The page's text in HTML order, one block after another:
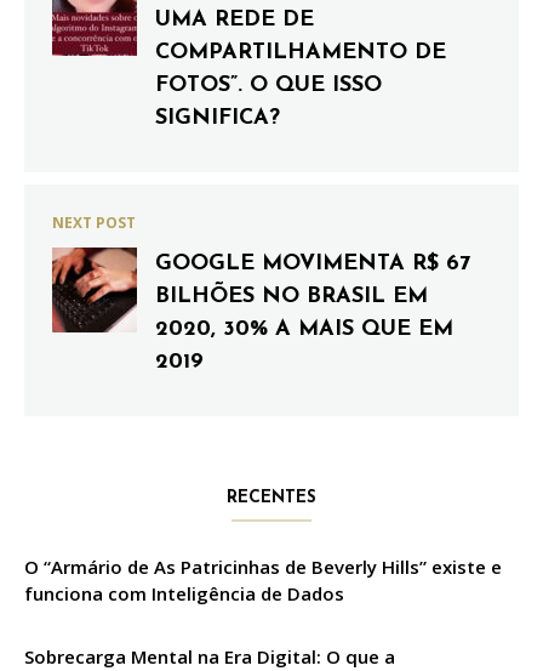
UMA REDE DE
COMPARTILHAMENTO DE
FOTOS”. O QUE ISSO
SIGNIFICA?
NEXT POST
GOOGLE MOVIMENTA R$ 67
BILHÕES NO BRASIL EM
2020, 30% A MAIS QUE EM
2019
RECENTES
O “Armário de As Patricinhas de Beverly Hills” existe e
funciona com Inteligência de Dados
Sobrecarga Mental na Era Digital: O que a